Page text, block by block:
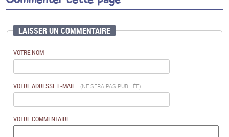
LAISSER UN COMMENTAIRE
VOTRE NOM
VOTRE ADRESSE E-MAIL (NE SERA PAS PUBLIÉE)
VOTRE COMMENTAIRE